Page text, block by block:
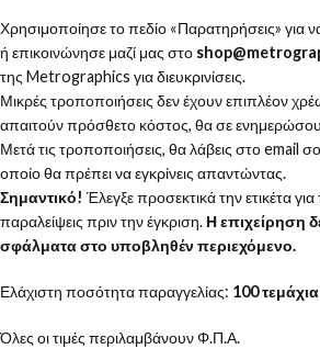
Χρησιμοποίησε το πεδίο «Παρατηρήσεις» για
ή επικοινώνησε μαζί μας στο
της Metrographics για διευκρινίσεις.
Μικρές τροποποιήσεις δεν έχουν επιπλέον
απαιτούν πρόσθετο κόστος, θα σε
Μετά τις τροποποιήσεις, θα λάβεις στο email
οποίο θα πρέπει να εγκρίνεις απαντώντας.
Σημαντικό! Έλεγξε προσεκτικά την ετικέτα
παραλείψεις πριν την έγκριση. Η επιχείρηση
σφάλματα στο υποβληθέν περιεχόμενο.
Ελάχιστη ποσότητα παραγγελίας: 100 τεμάχια
Όλες οι τιμές περιλαμβάνουν Φ.Π.Α.